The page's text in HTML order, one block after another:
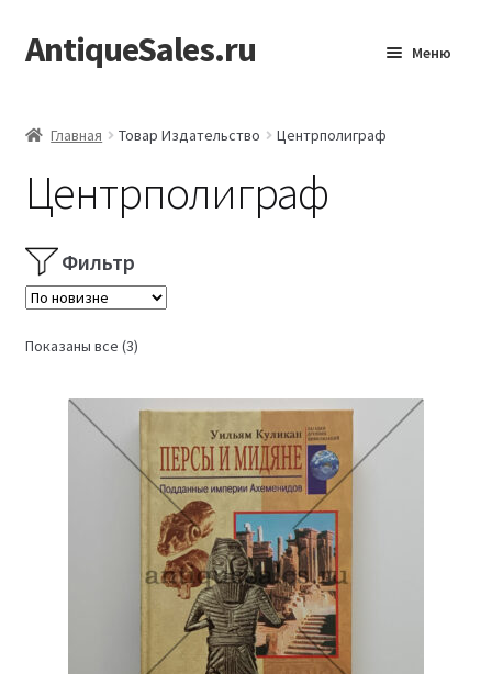
Перейти
к
Перейти
к
AntiqueSales.ru Меню
Главная Товар Издательство Центрполиграф
Центрполиграф
Фильтр
Показаны все (3)Сортировка: